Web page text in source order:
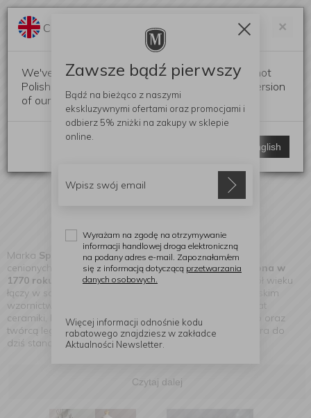
(Znaleziono produktów: 69)
Marka Spode
to jedna z najbardziej rozpoznawalnych i
cenionych marek w świecie ceramiki i porcelany.Założona w
1770 roku przez Josiaha Spode, od ponad dwóch i pół wieku
łączy w sobie mistrzowskie rzemiosło z wybitnym brytyjskim
wzornictwem. To marka, która zrewolucjonizowała świat
ceramiki, będąc pionierem techniki druku transferowego oraz
twórcą legendarnej porcelany kostnej – Bone China, która do
dziś stanowi synonim najwyższej jakości i trwałości.
Czytaj dalej
×
Change language?
We've detected that your browser language is not
Polish. Would you like to switch to the English version
of our website?
Switch to English
Zawsze bądź pierwszy
Bądź na bieżąco z naszymi
ekskluzywnymi ofertami oraz promocjami i
odbierz 5% zniżki na zakupy w sklepie
online.
Wyrażam na zgodę na otrzymywanie
informacji handlowej droga elektroniczną
na podany adres e-mail. Zapoznałam/em
się z informacją dotyczącą przetwarzania
danych osobowych.
Więcej informacji odnośnie kodu
rabatowego znajdziesz w zakładce
Aktualności Newsletter.